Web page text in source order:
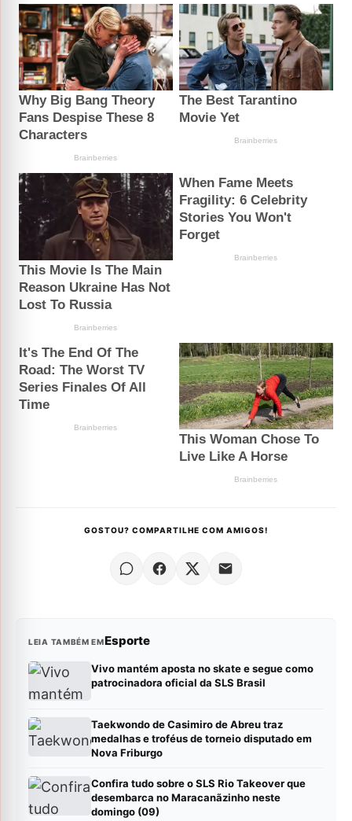
GOSTOU? COMPARTILHE COM AMIGOS!
LEIA TAMBÉM EMEsporte
Vivo mantém aposta no skate e segue como
patrocinadora oficial da SLS Brasil
Taekwondo de Casimiro de Abreu traz
medalhas e troféus de torneio disputado em
Nova Friburgo
Confira tudo sobre o SLS Rio Takeover que
desembarca no Maracanãzinho neste
domingo (09)